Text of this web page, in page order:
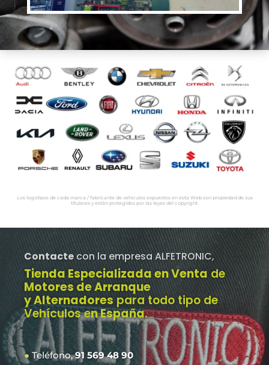
Los logotipos de cada marca / fabricante de vehículos expuestos en esta Web son propiedad de sus
titulares y están protegidos por las leyes del copyright.
Contacte con la empresa ALFETRONIC,
Tienda Especializada en Venta de
Motores de Arranque
y Alternadores para todo tipo de
Vehículos en España.
●Teléfono,91 569 48 90